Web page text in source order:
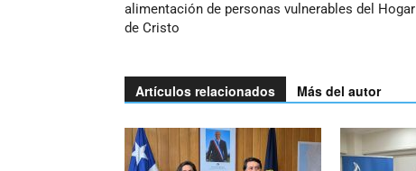
alimentación de personas vulnerables del Hogar
de Cristo
Artículos relacionados Más del autor